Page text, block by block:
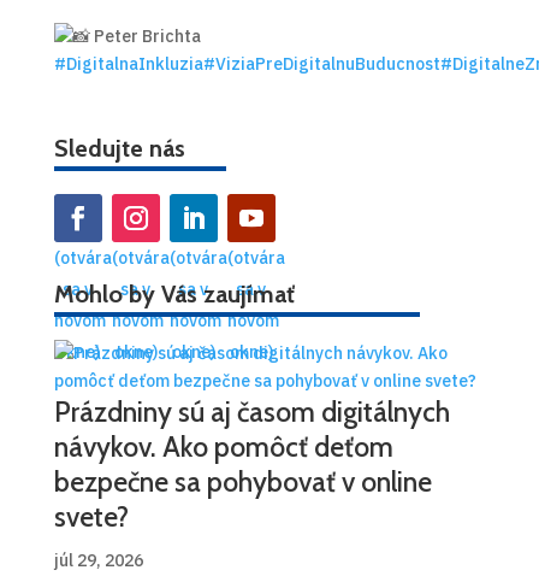
Peter Brichta
#DigitalnaInkluzia#ViziaPreDigitalnuBuducnost
Sledujte nás
(otvára
sa v
novom
okne)
(otvára
sa v
novom
okne)
(otvára
sa v
novom
okne)
(otvára
sa v
novom
okne)
Mohlo by Vás zaujímať
Prázdniny sú aj časom digitálnych
návykov. Ako pomôcť deťom
bezpečne sa pohybovať v online
svete?
júl 29, 2026